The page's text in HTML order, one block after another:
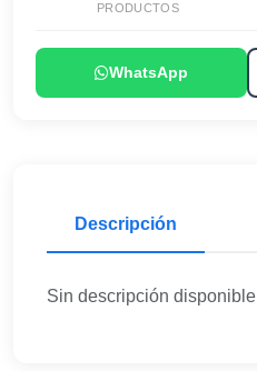
PRODUCTOS
WhatsApp
Descripción
Sin descripción disponible